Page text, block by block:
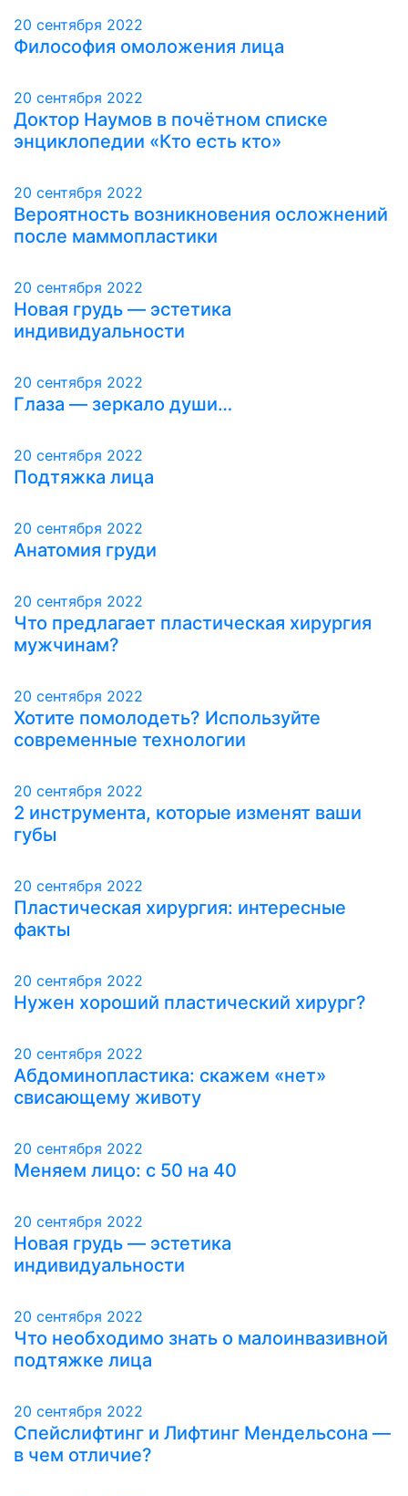
20 сентября 2022
Философия омоложения лица
20 сентября 2022
Доктор Наумов в почётном списке
энциклопедии «Кто есть кто»
20 сентября 2022
Вероятность возникновения осложнений
после маммопластики
20 сентября 2022
Новая грудь — эстетика
индивидуальности
20 сентября 2022
Глаза — зеркало души…
20 сентября 2022
Подтяжка лица
20 сентября 2022
Анатомия груди
20 сентября 2022
Что предлагает пластическая хирургия
мужчинам?
20 сентября 2022
Хотите помолодеть? Используйте
современные технологии
20 сентября 2022
2 инструмента, которые изменят ваши
губы
20 сентября 2022
Пластическая хирургия: интересные
факты
20 сентября 2022
Нужен хороший пластический хирург?
20 сентября 2022
Абдоминопластика: скажем «нет»
свисающему животу
20 сентября 2022
Меняем лицо: с 50 на 40
20 сентября 2022
Новая грудь — эстетика
индивидуальности
20 сентября 2022
Что необходимо знать о малоинвазивной
подтяжке лица
20 сентября 2022
Спейслифтинг и Лифтинг Мендельсона —
в чем отличие?